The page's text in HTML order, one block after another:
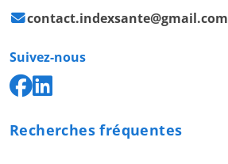
contact.indexsante@gmail.com
Suivez-nous
Recherches fréquentes